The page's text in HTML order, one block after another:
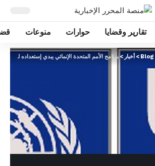
تقارير وقضايا حوارات منوعات
Blog
> أخبار > برنامج الأمم المتحدة الإنمائي يبدي إستعداده